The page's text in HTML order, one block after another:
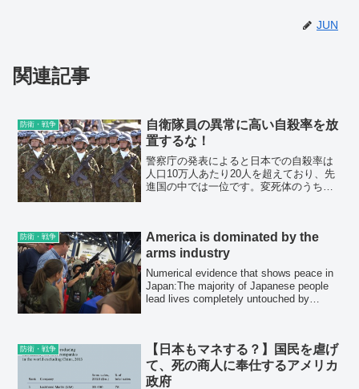
JUN
関連記事
防衛・戦争
自衛隊員の異常に高い自殺率を放
置するな！
警察庁の発表によると日本での自殺率は
人口10万人あたり20人を超えており、先
進国の中では一位です。変死体のうち約
べきでしょう。特に1...
防衛・戦争
America is dominated by the
arms industry
Numerical evidence that shows peace in
Japan:The majority of Japanese people
lead lives completely untouched by
防衛・戦争
【日本もマネする？】国民を虐げ
て、死の商人に奉仕するアメリカ
政府